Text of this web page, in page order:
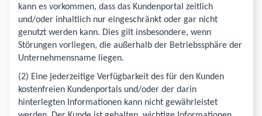
kann es vorkommen, dass das Kundenportal zeitlich
und/oder inhaltlich nur eingeschränkt oder gar nicht
genutzt werden kann. Dies gilt insbesondere, wenn
Störungen vorliegen, die außerhalb der Betriebssphäre der
Unternehmensname liegen.
(2) Eine jederzeitige Verfügbarkeit des für den Kunden
kostenfreien Kundenportals und/oder der darin
hinterlegten Informationen kann nicht gewährleistet